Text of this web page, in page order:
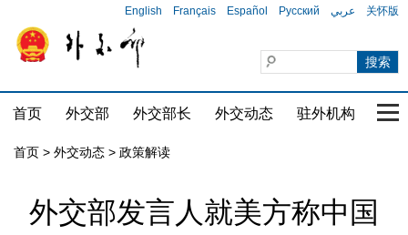
English Français Español Русский عربي 关怀版
首页 外交部 外交部长 外交动态 驻外机构 国
首页 > 外交动态 > 政策解读
外交部发言人就美方称中国